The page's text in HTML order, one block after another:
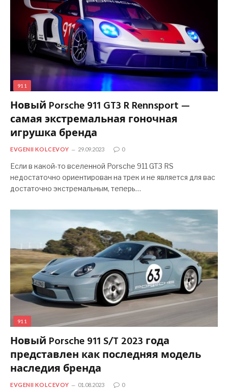
911
Новый Porsche 911 GT3 R Rennsport —
самая экстремальная гоночная
игрушка бренда
EVGENII KOLCEVOY 29.09.2023 0
Если в какой-то вселенной Porsche 911 GT3 RS
недостаточно ориентирован на трек и не является для вас
достаточно экстремальным, теперь…
911
Новый Porsche 911 S/T 2023 года
представлен как последняя модель
наследия бренда
EVGENII KOLCEVOY 01.08.2023 0